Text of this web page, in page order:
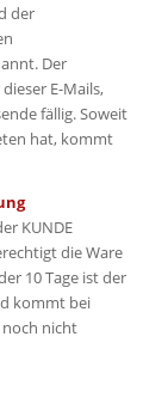
der
Der
E-Mails,
fällig. Soweit
hat, kommt
KUNDE
die Ware
10 Tage ist der
kommt bei
nicht